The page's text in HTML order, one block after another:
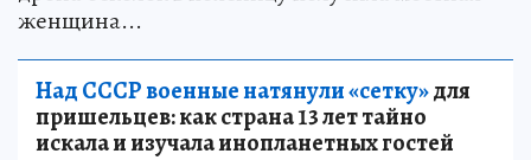
женщина...
Над СССР военные натянули «сетку»для
пришельцев: как страна 13 лет тайно
искала и изучала инопланетных гостей